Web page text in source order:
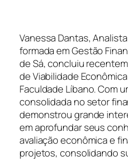
Vanessa Dantas,
formada em Gestão
de Sá, concluiu
de Viabilidade
Faculdade Líbano. Com
consolidada no setor
demonstrou grande
em aprofundar seus
avaliação econômica e
projetos, consolidando